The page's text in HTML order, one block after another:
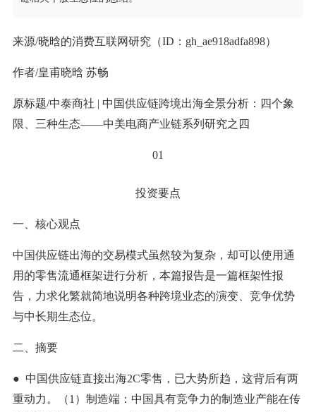
来源/晓晗的消费互联网研究（ID：gh_ae918adfa898）
作者/皇甫晓晗 苏畅
原标题/中泰商社 | 中国供应链跨境出海全景分析：四个象
限、三种生态——中美电商产业链系列研究之四
01
投资要点
一、核心观点
中国供应链出海的交易模式虽然较为复杂，却可以使用通
用的零售流通框架进行分析，本篇报告是一篇框架性报
告，力求化繁就简地说明各种跨境业态的演变、竞争优势
与中长期生态位。
二、摘要
● 中国供应链直接出海2C零售，已大势所趋，这背后有两
重动力。（1）制造端：中国具有竞争力的制造业产能在传